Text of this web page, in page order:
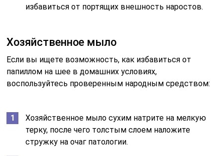
избавиться от портящих внешность наростов.
Хозяйственное мыло
Если вы ищете возможность, как избавиться от
папиллом на шее в домашних условиях,
воспользуйтесь проверенным народным средством:
Хозяйственное мыло сухим натрите на мелкую
терку, после чего толстым слоем наложите
стружку на очаг патологии.